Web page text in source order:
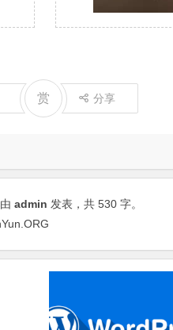
赏 分享
由 admin 发表，共 530 字。